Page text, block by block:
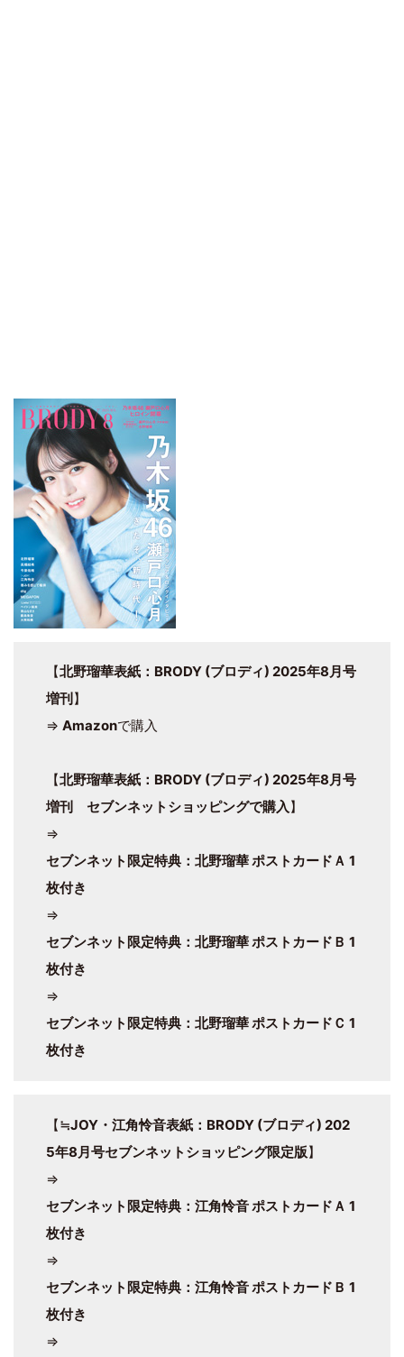
【北野瑠華表紙：BRODY (ブロディ) 2025年8月号
増刊 】
⇒ Amazonで購入
【北野瑠華表紙：BRODY (ブロディ) 2025年8月号
増刊 セブンネットショッピングで購入】
⇒
セブンネット限定特典：北野瑠華 ポストカードＡ 1
枚付き
⇒
セブンネット限定特典：北野瑠華 ポストカードＢ 1
枚付き
⇒
セブンネット限定特典：北野瑠華 ポストカードＣ 1
枚付き
【≒JOY・江角怜音表紙：BRODY (ブロディ) 202
5年8月号セブンネットショッピング限定版】
⇒
セブンネット限定特典：江角怜音 ポストカードＡ 1
枚付き
⇒
セブンネット限定特典：江角怜音 ポストカードＢ 1
枚付き
⇒